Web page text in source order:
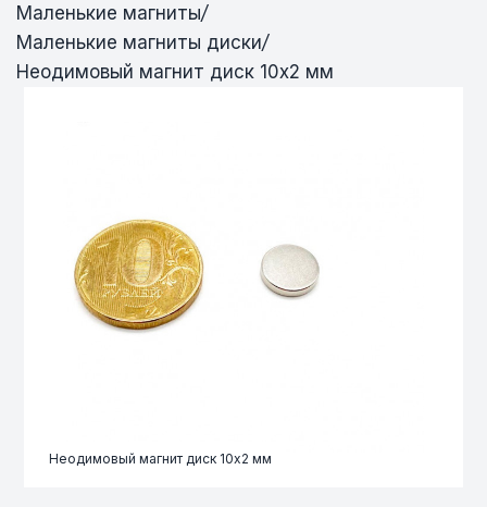
Маленькие магниты/
Маленькие магниты диски/
Неодимовый магнит диск 10х2 мм
Неодимовый магнит диск 10х2 мм